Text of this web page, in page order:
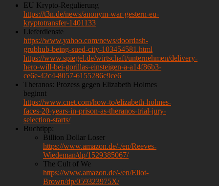
EU Krypto-Regulierung
https://t3n.de/news/anonym-war-gestern-eu-
kryptotransfer-1401133
Lieferdienste
https://www.yahoo.com/news/doordash-
grubhub-being-sued-city-103454581.html
https://www.spiegel.de/wirtschaft/unternehmen/delivery-
hero-will-bei-gorillas-einsteigen-a-a14f86b3-
ce6e-42c4-8057-6155286c9ce6
Theranos: Prozess gegen Elizabeth Holmes
beginnt
https://www.cnet.com/how-to/elizabeth-holmes-
faces-20-years-in-prison-as-theranos-trial-jury-
selection-starts/
Buchtipp:
Billion Dollar Loser
https://www.amazon.de/-/en/Reeves-
Wiedeman/dp/1529385067/
The Cult of We
https://www.amazon.de/-/en/Eliot-
Brown/dp/059323975X/